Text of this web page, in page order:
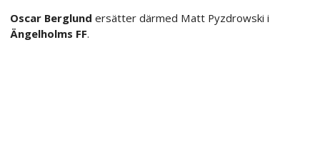
Oscar Berglund ersätter därmed Matt Pyzdrowski i
Ängelholms FF.